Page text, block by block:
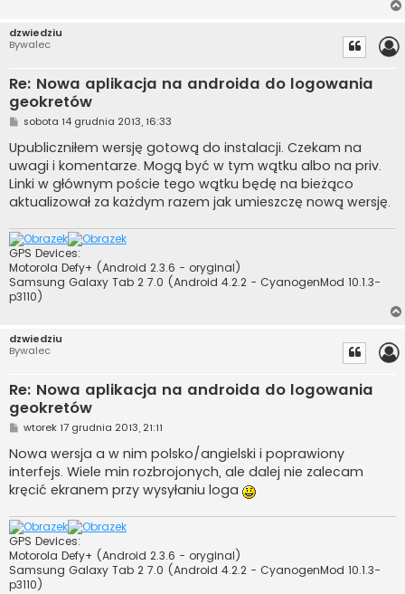
dzwiedziu
Bywalec
Re: Nowa aplikacja na androida do logowania
geokretów
P
s
t
sobota 14 grudnia 2013, 16:33
Upubliczniłem wersję gotową do instalacji. Czekam na
uwagi i komentarze. Mogą być w tym wątku albo na priv.
Linki w głównym poście tego wątku będę na bieżąco
aktualizował za każdym razem jak umieszczę nową wersję.
GPS Devices:
Motorola Defy+ (Android 2.3.6 - oryginal)
Samsung Galaxy Tab 2 7.0 (Android 4.2.2 - CyanogenMod 10.1.3-
p3110)
dzwiedziu
Bywalec
Re: Nowa aplikacja na androida do logowania
geokretów
P
s
t
wtorek 17 grudnia 2013, 21:11
Nowa wersja a w nim polsko/angielski i poprawiony
interfejs. Wiele min rozbrojonych, ale dalej nie zalecam
kręcić ekranem przy wysyłaniu loga
GPS Devices:
Motorola Defy+ (Android 2.3.6 - oryginal)
Samsung Galaxy Tab 2 7.0 (Android 4.2.2 - CyanogenMod 10.1.3-
p3110)